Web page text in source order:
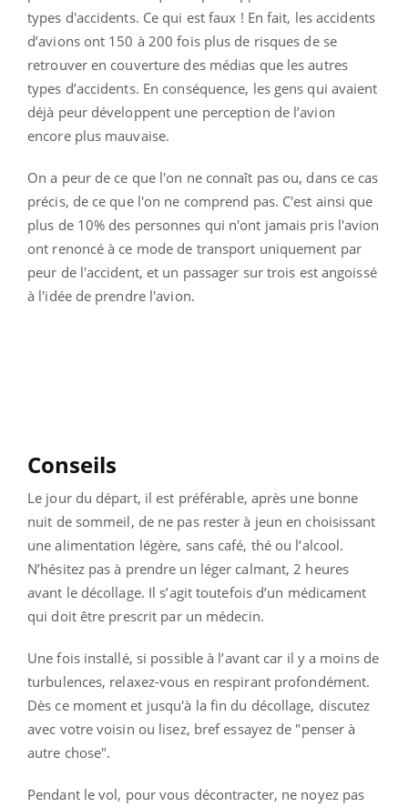
types d'accidents. Ce qui est faux ! En fait, les accidents
d’avions ont 150 à 200 fois plus de risques de se
retrouver en couverture des médias que les autres
types d’accidents. En conséquence, les gens qui avaient
déjà peur développent une perception de l’avion
encore plus mauvaise.
On a peur de ce que l'on ne connaît pas ou, dans ce cas
précis, de ce que l'on ne comprend pas. C'est ainsi que
plus de 10% des personnes qui n'ont jamais pris l'avion
ont renoncé à ce mode de transport uniquement par
peur de l'accident, et un passager sur trois est angoissé
à l'idée de prendre l'avion.
Conseils
Le jour du départ, il est préférable, après une bonne
nuit de sommeil, de ne pas rester à jeun en choisissant
une alimentation légère, sans café, thé ou l’alcool.
N’hésitez pas à prendre un léger calmant, 2 heures
avant le décollage. Il s’agit toutefois d’un médicament
qui doit être prescrit par un médecin.
Une fois installé, si possible à l’avant car il y a moins de
turbulences, relaxez-vous en respirant profondément.
Dès ce moment et jusqu'à la fin du décollage, discutez
avec votre voisin ou lisez, bref essayez de "penser à
autre chose".
Pendant le vol, pour vous décontracter, ne noyez pas